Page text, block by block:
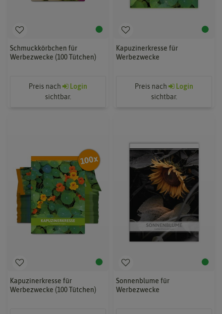
Schmuckkörbchen für
Werbezwecke (100 Tütchen)
Preis nach
Login
sichtbar.
Kapuzinerkresse für
Werbezwecke
Preis nach
Login
sichtbar.
Kapuzinerkresse für
Werbezwecke (100 Tütchen)
Sonnenblume für
Werbezwecke